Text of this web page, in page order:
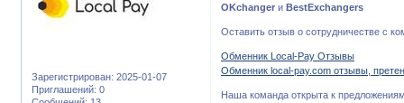
Зарегистрирован: 2025-01-07
Приглашений: 0
OKchanger иBestExchangers
Оставить отзыв о сотрудничестве с
Обменник Local-Pay Отзывы
Обменник local-pay.com отзывы,
Наша команда открыта к